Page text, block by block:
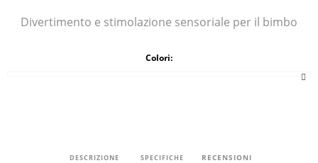
Divertimento e stimolazione sensoriale per il bimbo
Colori:
DESCRIZIONE SPECIFICHE RECENSIONI